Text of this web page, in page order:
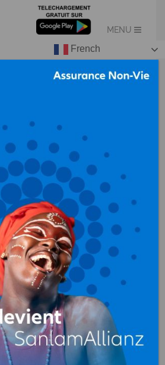
BST (Big Shop
Transit)
Transitaires ,Acconage
BP. 5530 Pointe-Noire
Congo
661 82 57
French